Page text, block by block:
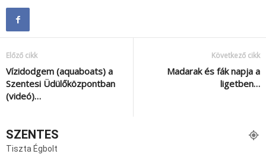
Előző cikk
Vízidodgem (aquaboats) a
Szentesi Üdülőközpontban
(videó)…
Következő cikk
Madarak és fák napja a
ligetben…
SZENTES
Tiszta Égbolt